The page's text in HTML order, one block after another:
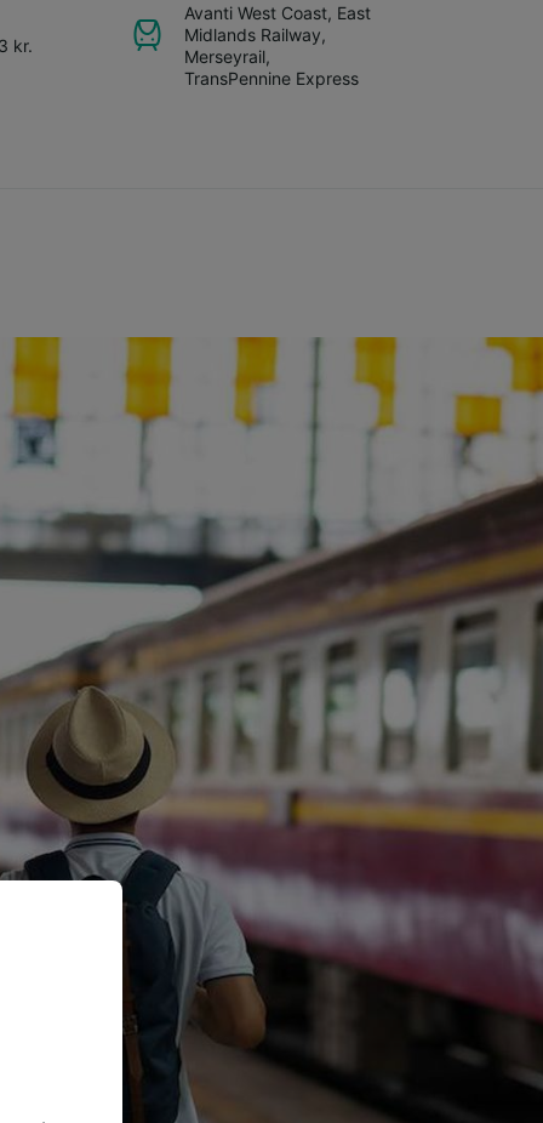
kr.
Avanti West Coast, East
Midlands Railway,
Merseyrail,
TransPennine Express